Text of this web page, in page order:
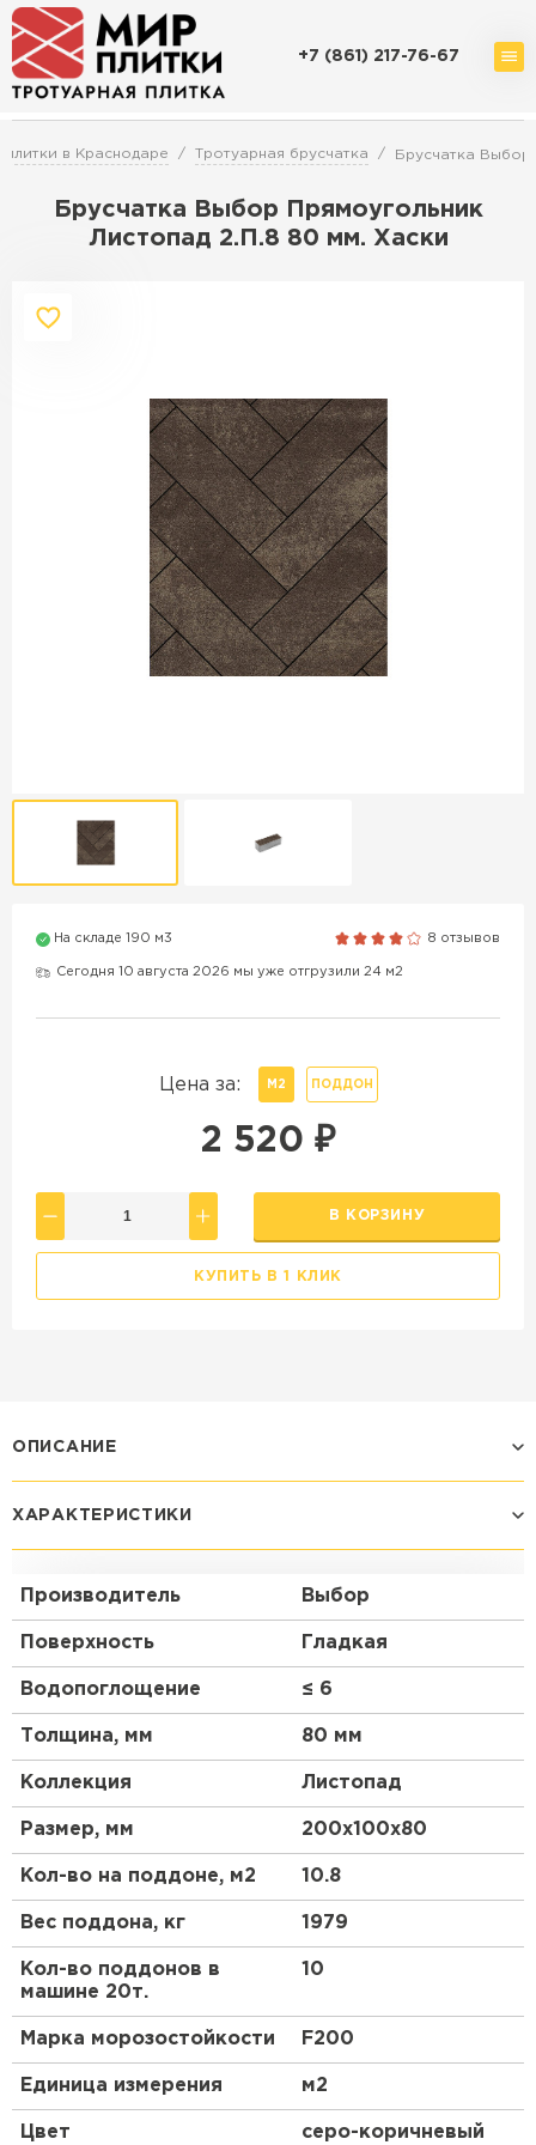
+7 (861) 217-76-67
в Краснодаре Тротуарная брусчатка Брусчатка
Брусчатка Выбор Прямоугольник
Листопад 2.П.8 80 мм. Хаски
На складе 190 м3 8 отзывов
Сегодня 10 августа 2026 мы уже отгрузили 24 м2
Цена за: М2 ПОДДОН
2 520 ₽
В КОРЗИНУ
КУПИТЬ В 1 КЛИК
ОПИСАНИЕ
ХАРАКТЕРИСТИКИ
Производитель Выбор
Поверхность Гладкая
Водопоглощение ≤ 6
Толщина, мм 80 мм
Коллекция Листопад
Размер, мм 200х100х80
Кол-во на поддоне, м2 10.8
Вес поддона, кг 1979
Кол-во поддонов в
машине 20т.
10
Марка морозостойкости F200
Единица измерения м2
Цвет серо-коричневый
ПЕРЕЙТИ
Продажа бордюров в
Краснодаре
ПЕРЕЙТИ
ПОКАЗАТЬ БОЛЬШЕ
ВСЕ ПРОИЗВОДИТЕЛИ